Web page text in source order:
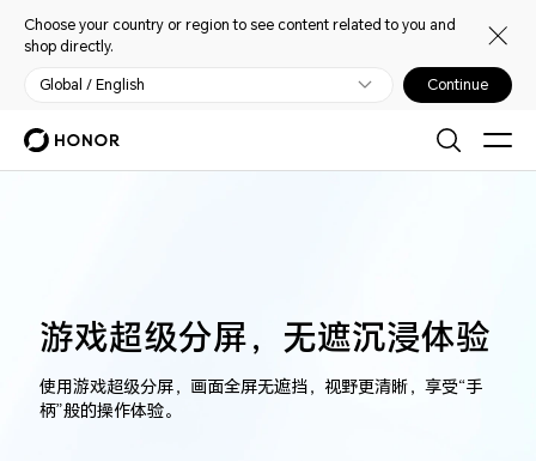
Choose your country or region to see content related to you and
shop directly.
Global / English Continue
游戏超级分屏，无遮沉浸体验
使用游戏超级分屏，画面全屏无遮挡，视野更清晰，享受“手
柄”般的操作体验。